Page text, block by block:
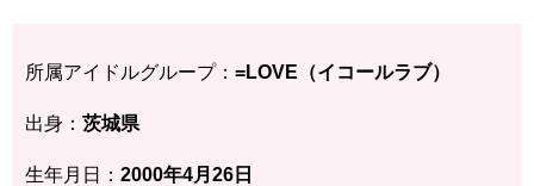
所属アイドルグループ： =LOVE（イコールラブ）
出身： 茨城県
生年月日： 2000年4月26日